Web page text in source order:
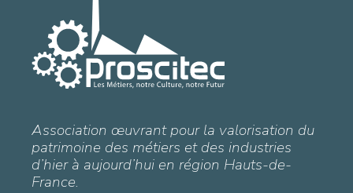
Association œuvrant pour la valorisation du
patrimoine des métiers et des industries
d’hier à aujourd’hui en région Hauts-de-
France.